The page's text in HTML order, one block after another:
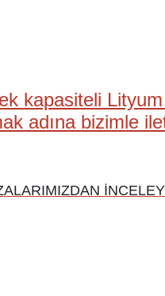
kapasiteli
adına bizimle